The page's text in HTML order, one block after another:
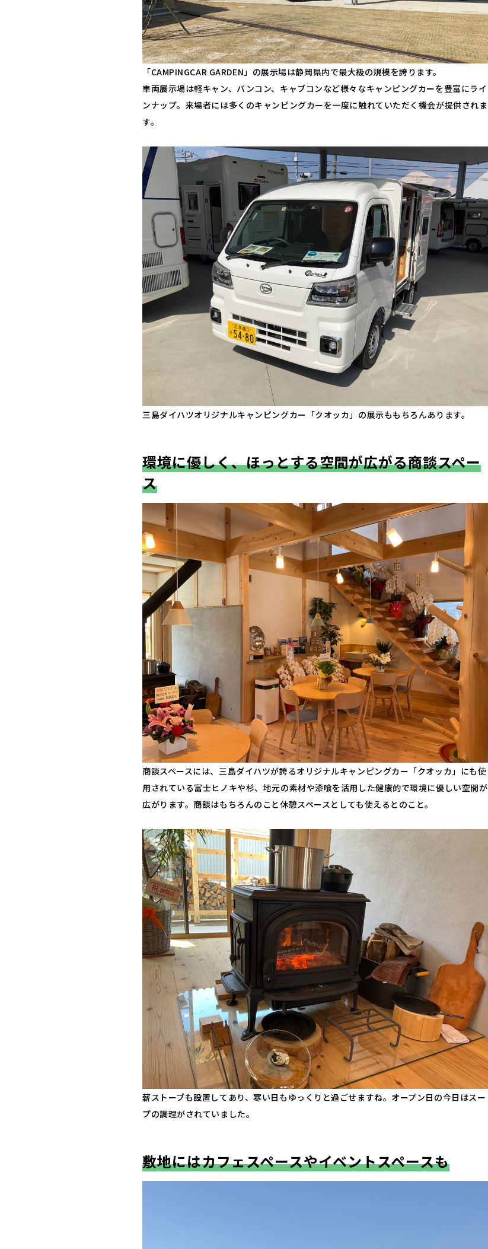
「CAMPINGCAR GARDEN」の展示場は静岡県内で最大級の規模を誇ります。
車両展示場は軽キャン、バンコン、キャブコンなど様々なキャンピングカーを豊富にライ
ンナップ。来場者には多くのキャンピングカーを一度に触れていただく機会が提供されま
す。
三島ダイハツオリジナルキャンピングカー「クオッカ」の展示ももちろんあります。
環境に優しく、ほっとする空間が広がる商談スペー
ス
商談スペースには、三島ダイハツが誇るオリジナルキャンピングカー「クオッカ」にも使
用されている富士ヒノキや杉、地元の素材や漆喰を活用した健康的で環境に優しい空間が
広がります。商談はもちろんのこと休憩スペースとしても使えるとのこと。
薪ストーブも設置してあり、寒い日もゆっくりと過ごせますね。オープン日の今日はスー
プの調理がされていました。
敷地にはカフェスペースやイベントスペースも